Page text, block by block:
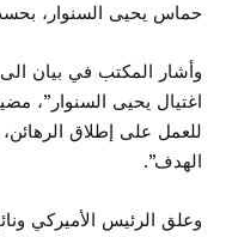
حماس يحيى السنوار،
وأشار المكتب في بيان
اغتيال يحيى السنوار”،
للعمل على إطلاق
الهدف”.
وعلق الرئيس الأميركي